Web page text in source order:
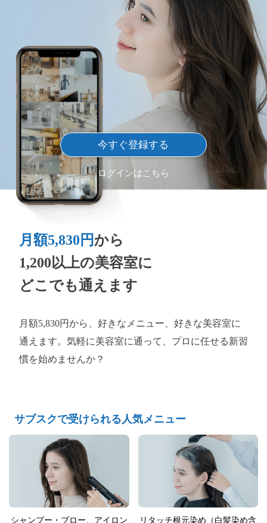
今すぐ登録する
ログインはこちら
月額5,830円から
1,200以上の美容室に
どこでも通えます
月額5,830円から、好きなメニュー、好きな美容室に
通えます。気軽に美容室に通って、プロに任せる新習
慣を始めませんか？
サブスクで受けられる人気メニュー
シャンプー・ブロー、アイロン
リタッチ根元染め（白髪染め含